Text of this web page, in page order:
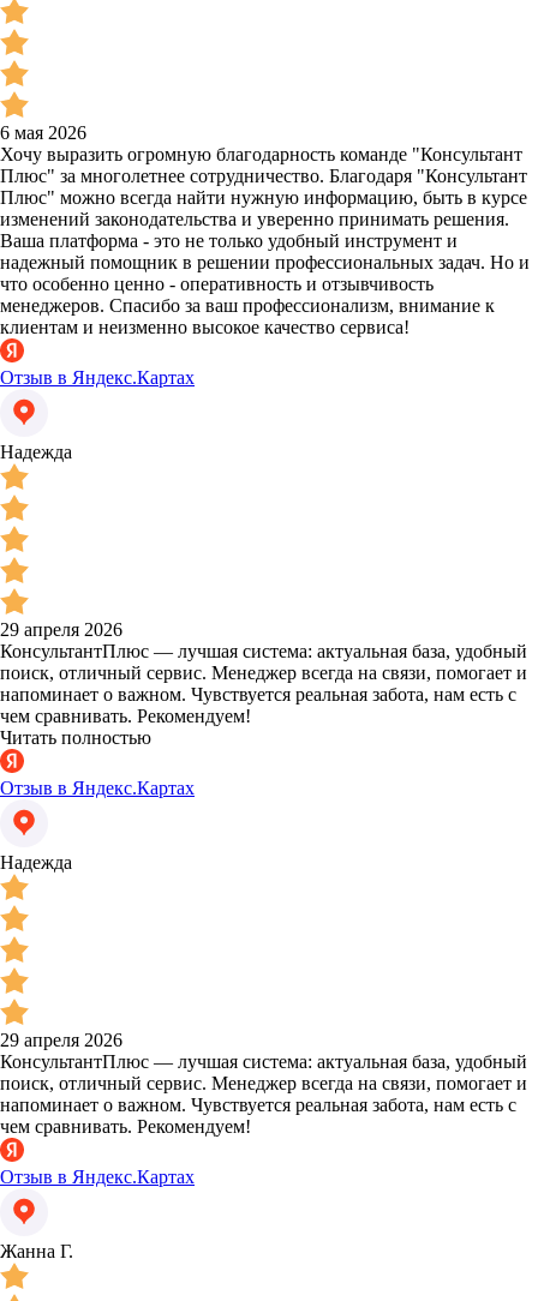
6 мая 2026
Хочу выразить огромную благодарность команде "Консультант
Плюс" за многолетнее сотрудничество. Благодаря "Консультант
Плюс" можно всегда найти нужную информацию, быть в курсе
изменений законодательства и уверенно принимать решения.
Ваша платформа - это не только удобный инструмент и
надежный помощник в решении профессиональных задач. Но и
что особенно ценно - оперативность и отзывчивость
менеджеров. Спасибо за ваш профессионализм, внимание к
клиентам и неизменно высокое качество сервиса!
Отзыв в Яндекс.Картах
Надежда
29 апреля 2026
КонсультантПлюс — лучшая система: актуальная база, удобный
поиск, отличный сервис. Менеджер всегда на связи, помогает и
напоминает о важном. Чувствуется реальная забота, нам есть с
чем сравнивать. Рекомендуем!
Читать полностью
Отзыв в Яндекс.Картах
Надежда
29 апреля 2026
КонсультантПлюс — лучшая система: актуальная база, удобный
поиск, отличный сервис. Менеджер всегда на связи, помогает и
напоминает о важном. Чувствуется реальная забота, нам есть с
чем сравнивать. Рекомендуем!
Отзыв в Яндекс.Картах
Жанна Г.